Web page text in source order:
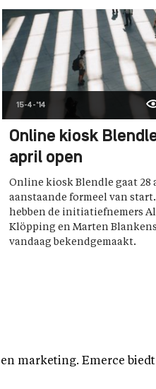
15-4-'14
Online kiosk
april open
Online kiosk Blendle gaat 28
aanstaande formeel van
hebben de initiatiefnemers
Klöpping en Marten
vandaag bekendgemaakt.
marketing. Emerce